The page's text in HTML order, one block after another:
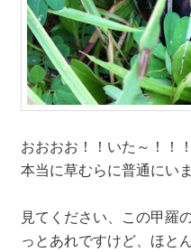
おおおお！！いた～！！！
本当に草むらに普通にい
見てください、この甲羅
っとあれですけど、ほと